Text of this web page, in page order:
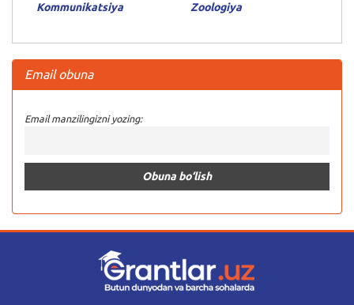
Kommunikatsiya
Zoologiya
Email obuna
Email manzilingizni yozing: